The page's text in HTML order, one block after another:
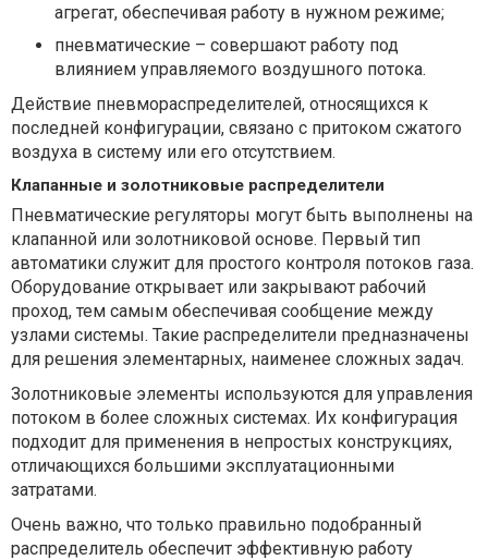
агрегат, обеспечивая работу в нужном режиме;
пневматические – совершают работу под
влиянием управляемого воздушного потока.
Действие пневмораспределителей, относящихся к
последней конфигурации, связано с притоком сжатого
воздуха в систему или его отсутствием.
Клапанные и золотниковые распределители
Пневматические регуляторы могут быть выполнены на
клапанной или золотниковой основе. Первый тип
автоматики служит для простого контроля потоков газа.
Оборудование открывает или закрывают рабочий
проход, тем самым обеспечивая сообщение между
узлами системы. Такие распределители предназначены
для решения элементарных, наименее сложных задач.
Золотниковые элементы используются для управления
потоком в более сложных системах. Их конфигурация
подходит для применения в непростых конструкциях,
отличающихся большими эксплуатационными
затратами.
Очень важно, что только правильно подобранный
распределитель обеспечит эффективную работу